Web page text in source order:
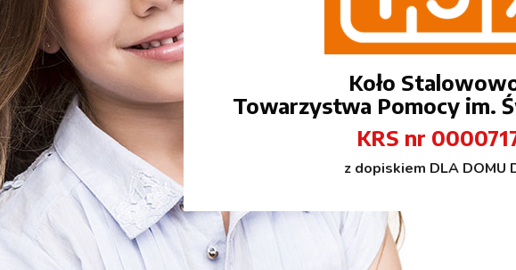
Koło
Towarzystwa Pomocy im.
KRS nr
z dopiskiem DLA DOMU